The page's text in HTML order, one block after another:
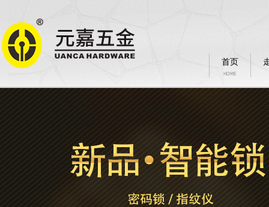
首页
HOME